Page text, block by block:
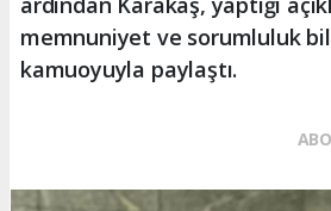
memnuniyet ve sorumluluk
kamuoyuyla paylaştı.